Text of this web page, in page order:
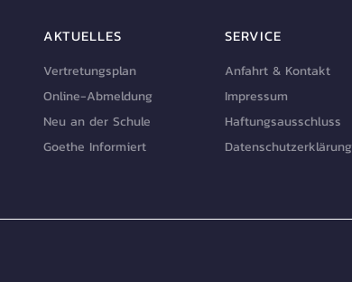
AKTUELLES
Vertretungsplan
Online-Abmeldung
Neu an der Schule
Goethe Informiert
SERVICE
Anfahrt & Kontakt
Impressum
Haftungsausschluss
Datenschutzerklärung